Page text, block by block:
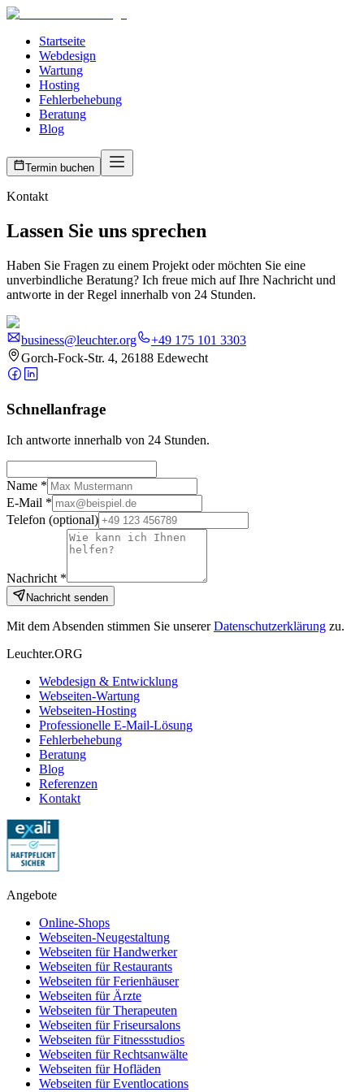
Startseite
Webdesign
Wartung
Hosting
Fehlerbehebung
Beratung
Blog
Termin buchen
Kontakt
Lassen Sie uns sprechen
Haben Sie Fragen zu einem Projekt oder möchten Sie eine
unverbindliche Beratung? Ich freue mich auf Ihre Nachricht und
antworte in der Regel innerhalb von 24 Stunden.
business@leuchter.org
+49 175 101 3303
Gorch-Fock-Str. 4, 26188 Edewecht
Schnellanfrage
Ich antworte innerhalb von 24 Stunden.
Name *
E-Mail *
Telefon (optional)
Nachricht *
Nachricht senden
Mit dem Absenden stimmen Sie unserer Datenschutzerklärung zu.
Leuchter.ORG
Webdesign & Entwicklung
Webseiten-Wartung
Webseiten-Hosting
Professionelle E-Mail-Lösung
Fehlerbehebung
Beratung
Blog
Referenzen
Kontakt
Angebote
Online-Shops
Webseiten-Neugestaltung
Webseiten für Handwerker
Webseiten für Restaurants
Webseiten für Ferienhäuser
Webseiten für Ärzte
Webseiten für Therapeuten
Webseiten für Friseursalons
Webseiten für Fitnessstudios
Webseiten für Rechtsanwälte
Webseiten für Hofläden
Webseiten für Eventlocations